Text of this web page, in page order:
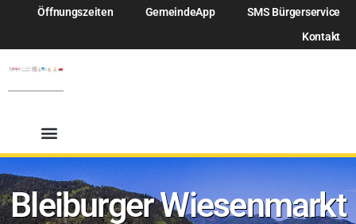
Öffnungszeiten GemeindeApp
SMS Bürgerservice
Kontakt
Bleiburger Wiesenmarkt